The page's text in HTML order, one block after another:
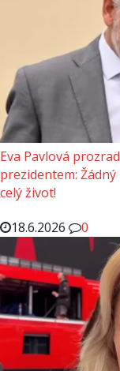
Eva Pavlová
prezidentem:
celý život!
18.6.2026
0